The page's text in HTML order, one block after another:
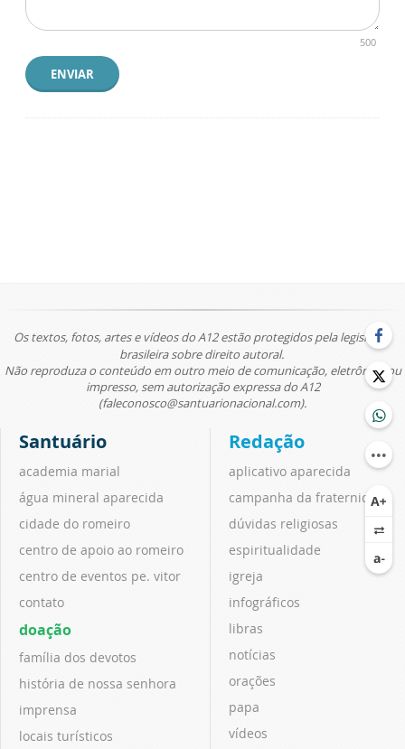
500
ENVIAR
Os textos, fotos, artes e vídeos do A12 estão protegidos pela legislação
brasileira sobre direito autoral.
Não reproduza o conteúdo em outro meio de comunicação, eletrônico ou
impresso, sem autorização expressa do A12
(faleconosco@santuarionacional.com).
Santuário
academia marial
água mineral aparecida
cidade do romeiro
centro de apoio ao romeiro
centro de eventos pe. vitor
contato
doação
família dos devotos
história de nossa senhora
imprensa
locais turísticos
Redação
aplicativo aparecida
campanha da fraternidade
dúvidas religiosas
espiritualidade
igreja
infográficos
libras
notícias
orações
papa
vídeos